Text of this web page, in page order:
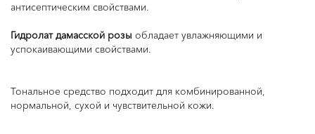
антисептическим свойствами.
Гидролат дамасской розы обладает увлажняющими и
успокаивающими свойствами.
Тональное средство подходит для комбинированной,
нормальной, сухой и чувствительной кожи.